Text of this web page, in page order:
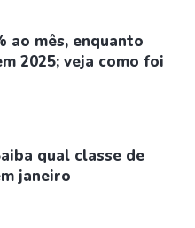
ao mês, enquanto
2025; veja como foi
qual classe de
janeiro